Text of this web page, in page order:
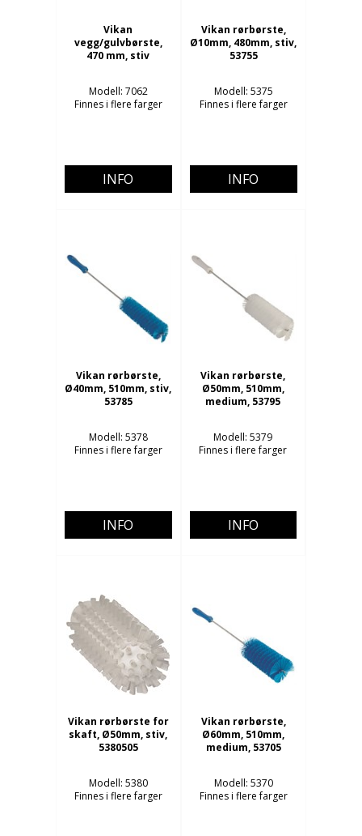
Vikan
vegg/gulvbørste,
470 mm, stiv
Modell: 7062
Finnes i flere farger
INFO
Vikan rørbørste,
Ø10mm, 480mm, stiv,
53755
Modell: 5375
Finnes i flere farger
INFO
Vikan rørbørste,
Ø40mm, 510mm, stiv,
53785
Modell: 5378
Finnes i flere farger
INFO
Vikan rørbørste,
Ø50mm, 510mm,
medium, 53795
Modell: 5379
Finnes i flere farger
INFO
Vikan rørbørste for
skaft, Ø50mm, stiv,
5380505
Modell: 5380
Finnes i flere farger
Vikan rørbørste,
Ø60mm, 510mm,
medium, 53705
Modell: 5370
Finnes i flere farger